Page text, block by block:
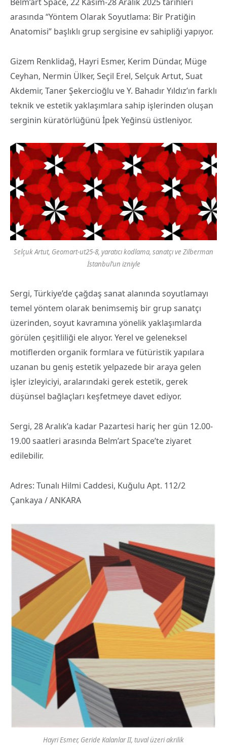
arasında “Yöntem Olarak Soyutlama: Bir Pratiğin
Anatomisi” başlıklı grup sergisine ev sahipliği yapıyor.
Gizem Renklidağ, Hayri Esmer, Kerim Dündar, Müge
Ceyhan, Nermin Ülker, Seçil Erel, Selçuk Artut, Suat
Akdemir, Taner Şekercioğlu ve Y. Bahadır Yıldız’ın farklı
teknik ve estetik yaklaşımlara sahip işlerinden oluşan
serginin küratörlüğünü İpek Yeğinsü üstleniyor.
Selçuk Artut, Geomart-ut25-8, yaratıcı kodlama, sanatçı ve Zilberman
İstanbul’un izniyle
Sergi, Türkiye’de çağdaş sanat alanında soyutlamayı
temel yöntem olarak benimsemiş bir grup sanatçı
üzerinden, soyut kavramına yönelik yaklaşımlarda
görülen çeşitliliği ele alıyor. Yerel ve geleneksel
motiflerden organik formlara ve fütüristik yapılara
uzanan bu geniş estetik yelpazede bir araya gelen
işler izleyiciyi, aralarındaki gerek estetik, gerek
düşünsel bağlaçları keşfetmeye davet ediyor.
Sergi, 28 Aralık’a kadar Pazartesi hariç her gün 12.00-
19.00 saatleri arasında Belm’art Space’te ziyaret
edilebilir.
Adres: Tunalı Hilmi Caddesi, Kuğulu Apt. 112/2
Çankaya / ANKARA
Hayri Esmer, Geride Kalanlar II, tuval üzeri akrilik